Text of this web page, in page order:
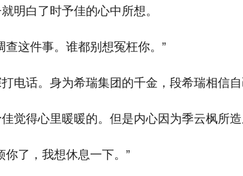
明白了时予佳的心中所想。
这件事。谁都别想冤枉你。”
话。身为希瑞集团的千金，段希瑞相信自
得心里暖暖的。但是内心因为季云枫所造
了，我想休息一下。”